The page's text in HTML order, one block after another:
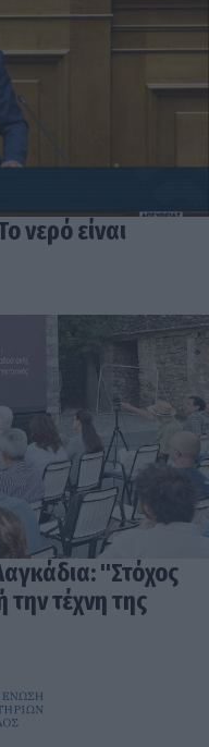
νερό είναι
"Στόχος
τέχνη της